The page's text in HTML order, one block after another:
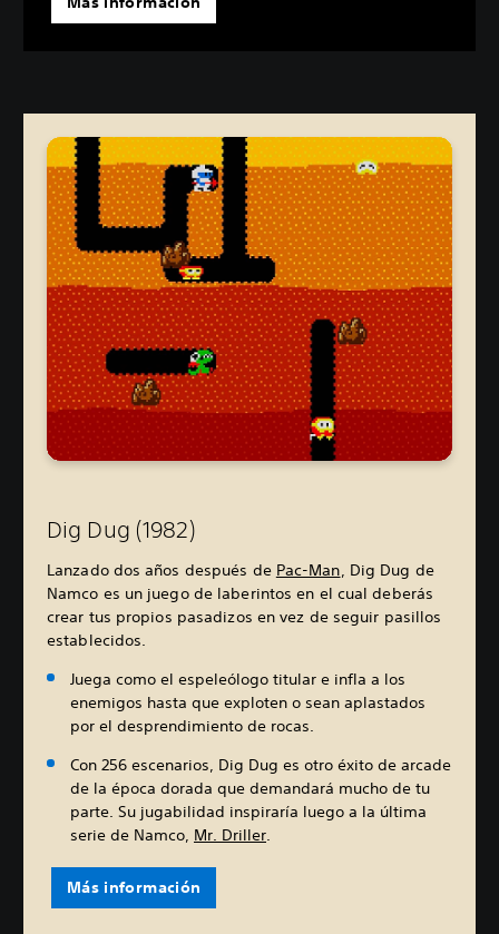
Dig Dug (1982)
Lanzado dos años después de Pac-Man, Dig Dug de
Namco es un juego de laberintos en el cual deberás
crear tus propios pasadizos en vez de seguir pasillos
establecidos.
Juega como el espeleólogo titular e infla a los
enemigos hasta que exploten o sean aplastados
por el desprendimiento de rocas.
Con 256 escenarios, Dig Dug es otro éxito de arcade
de la época dorada que demandará mucho de tu
parte. Su jugabilidad inspiraría luego a la última
serie de Namco, Mr. Driller.
Más información